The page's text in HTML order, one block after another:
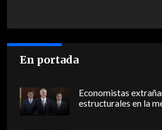
En portada
Economistas
estructurales en la